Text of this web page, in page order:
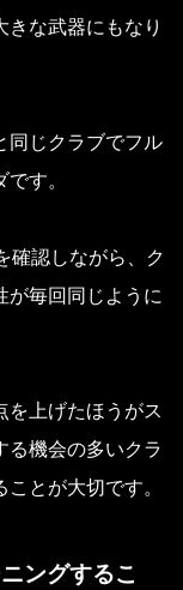
な武器にもなり
同じクラブでフル
す。
確認しながら、ク
が毎回同じように
を上げたほうがス
る機会の多いクラ
とが大切です。
ングするこ